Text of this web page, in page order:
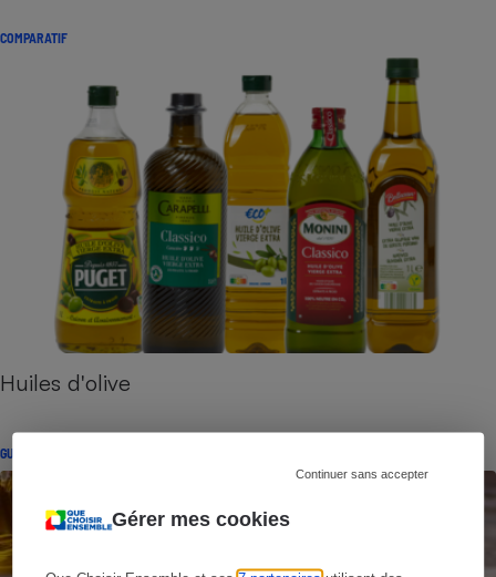
Gérer mes cookies
Continuer sans accepter
COMPARATIF
Huiles d'olive
GUIDE D'ACHAT